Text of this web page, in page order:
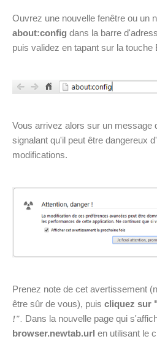
Ouvrez une nouvelle fenêtre ou un
about:config dans la barre
puis validez en tapant sur la touche
Vous arrivez alors sur un message
signalant qu'il peut être dangereux
modifications.
Prenez note de cet avertissement
être sûr de vous), puis cliquez sur "
!"
Dans la nouvelle page qui
browser.newtab.url en utilisant le